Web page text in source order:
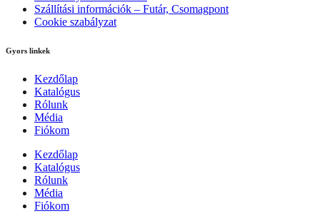
Szállítási információk – Futár, Csomagpont
Cookie szabályzat
Gyors linkek
Kezdőlap
Katalógus
Rólunk
Média
Fiókom
Kezdőlap
Katalógus
Rólunk
Média
Fiókom